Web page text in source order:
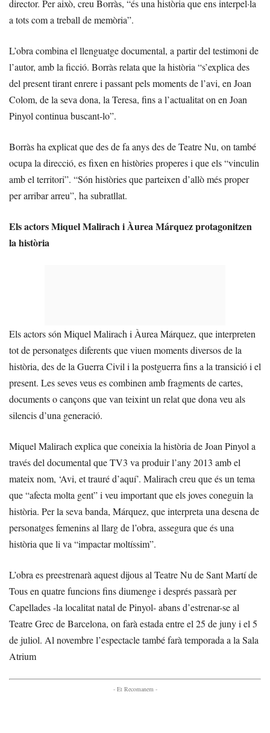
director. Per això, creu Borràs, “és una història que ens interpel·la
a tots com a treball de memòria”.
L’obra combina el llenguatge documental, a partir del testimoni de
l’autor, amb la ficció. Borràs relata que la història “s’explica des
del present tirant enrere i passant pels moments de l’avi, en Joan
Colom, de la seva dona, la Teresa, fins a l’actualitat on en Joan
Pinyol continua buscant-lo”.
Borràs ha explicat que des de fa anys des de Teatre Nu, on també
ocupa la direcció, es fixen en històries properes i que els “vinculin
amb el territori”. “Són històries que parteixen d’allò més proper
per arribar arreu”, ha subratllat.
Els actors Miquel Malirach i Àurea Márquez protagonitzen
la història
Els actors són Miquel Malirach i Àurea Márquez, que interpreten
tot de personatges diferents que viuen moments diversos de la
història, des de la Guerra Civil i la postguerra fins a la transició i el
present. Les seves veus es combinen amb fragments de cartes,
documents o cançons que van teixint un relat que dona veu als
silencis d’una generació.
Miquel Malirach explica que coneixia la història de Joan Pinyol a
través del documental que TV3 va produir l’any 2013 amb el
mateix nom, ‘Avi, et trauré d’aquí’. Malirach creu que és un tema
que “afecta molta gent” i veu important que els joves coneguin la
història. Per la seva banda, Márquez, que interpreta una desena de
personatges femenins al llarg de l’obra, assegura que és una
història que li va “impactar moltíssim”.
L’obra es preestrenarà aquest dijous al Teatre Nu de Sant Martí de
Tous en quatre funcions fins diumenge i després passarà per
Capellades -la localitat natal de Pinyol- abans d’estrenar-se al
Teatre Grec de Barcelona, on farà estada entre el 25 de juny i el 5
de juliol. Al novembre l’espectacle també farà temporada a la Sala
Atrium
- Et Recomanem -